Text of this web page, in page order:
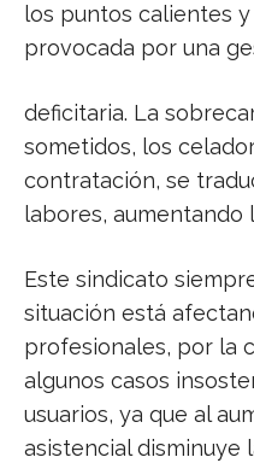
los puntos calientes
provocada por una
deficitaria. La
sometidos, los
contratación, se
labores, aumentando
Este sindicato
situación está
profesionales, por la
algunos casos
usuarios, ya que al
asistencial disminuye